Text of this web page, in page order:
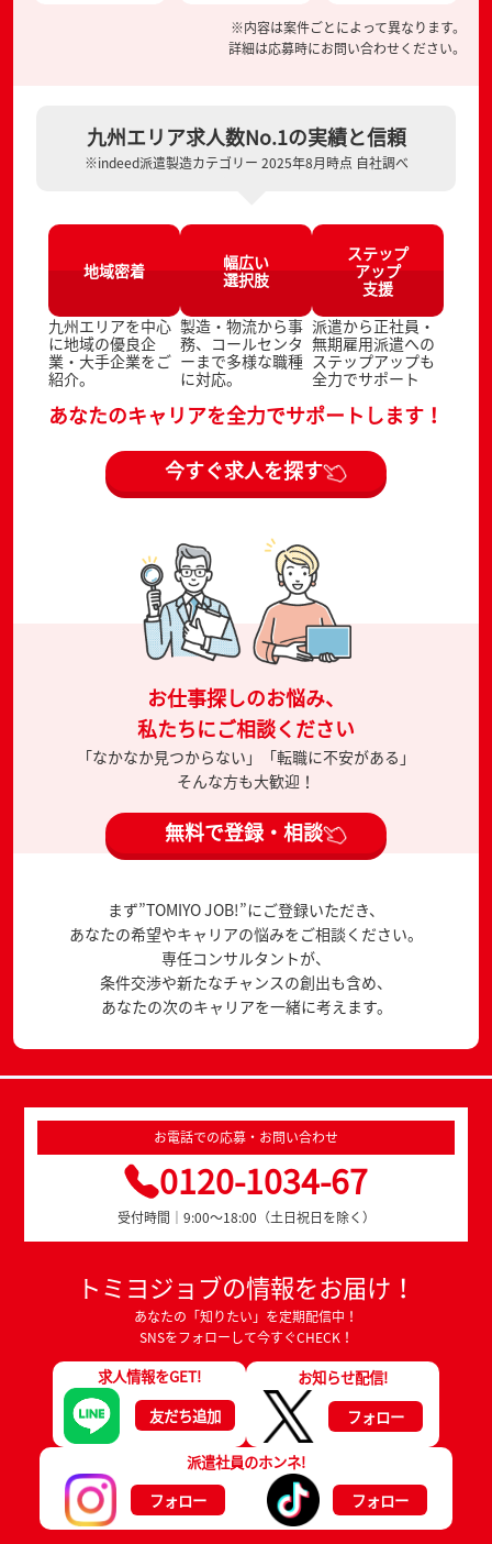
※内容は案件ごとによって異なります。
詳細は応募時にお問い合わせください。
九州エリア求人数No.1の実績と信頼
※indeed派遣製造カテゴリー 2025年8月時点 自社調べ
地域密着
九州エリアを中心
に地域の優良企
業・大手企業をご
紹介。
幅広い
選択肢
製造・物流から事
務、コールセンタ
ーまで多様な職種
に対応。
ステップ
アップ
支援
派遣から正社員・
無期雇用派遣への
ステップアップも
全力でサポート
あなたのキャリアを全力でサポートします！
今すぐ求人を探す
お仕事探しのお悩み、
私たちにご相談ください
「なかなか見つからない」「転職に不安がある」
そんな方も大歓迎！
無料で登録・相談
まず”TOMIYO JOB!”にご登録いただき、
あなたの希望やキャリアの悩みをご相談ください。
専任コンサルタントが、
条件交渉や新たなチャンスの創出も含め、
あなたの次のキャリアを一緒に考えます。
お電話での応募・お問い合わせ
0120-1034-67
受付時間｜9:00～18:00（土日祝日を除く）
トミヨジョブの情報をお届け！
あなたの「知りたい」を定期配信中！
SNSをフォローして今すぐCHECK！
求人情報をGET!
友だち追加
お知らせ配信!
フォロー
派遣社員のホンネ!
フォロー
フォロー